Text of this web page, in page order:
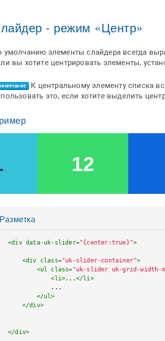
- режим «Центр»
умолчанию элементы слайдера всегда
вы хотите центрировать элементы,
К центральному элементу списка
это, если хотите выделить
Разметка
<div data-uk-slider="{center:true}">
<div class="uk-slider-container">
<ul class= "uk-slider uk-grid-width-
<li>...</li>
            ...
</ul>
</div>
</div>